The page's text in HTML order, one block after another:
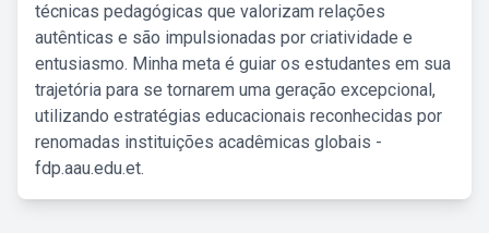
técnicas pedagógicas que valorizam relações
autênticas e são impulsionadas por criatividade e
entusiasmo. Minha meta é guiar os estudantes em sua
trajetória para se tornarem uma geração excepcional,
utilizando estratégias educacionais reconhecidas por
renomadas instituições acadêmicas globais -
fdp.aau.edu.et.